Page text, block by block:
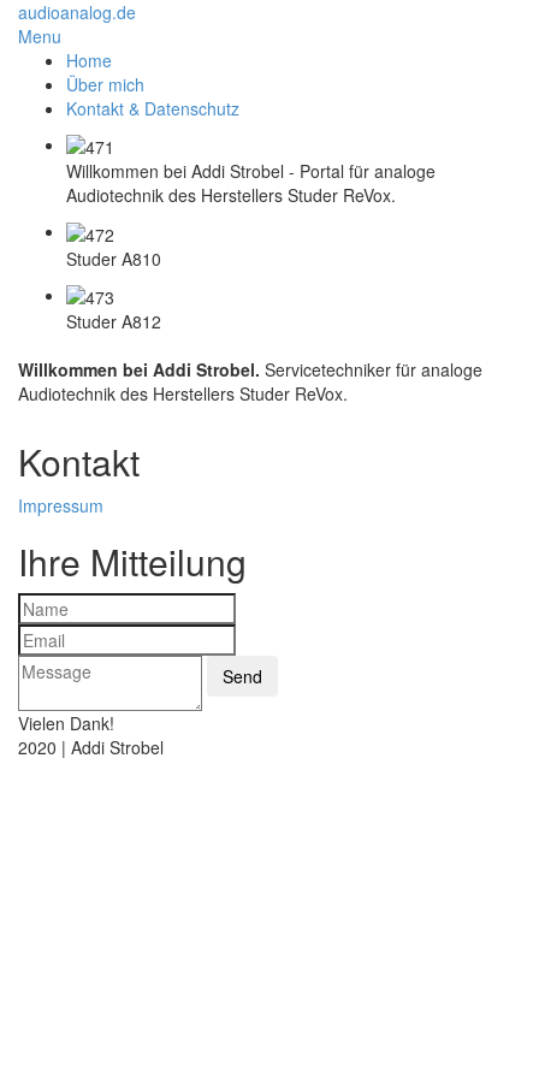
audioanalog.de
Menu
Home
Über mich
Kontakt & Datenschutz
Willkommen bei Addi Strobel - Portal für analoge
Audiotechnik des Herstellers Studer ReVox.
Studer A810
Studer A812
Willkommen bei Addi Strobel. Servicetechniker für analoge
Audiotechnik des Herstellers Studer ReVox.
Kontakt
Impressum
Ihre Mitteilung
Vielen Dank!
2020 | Addi Strobel